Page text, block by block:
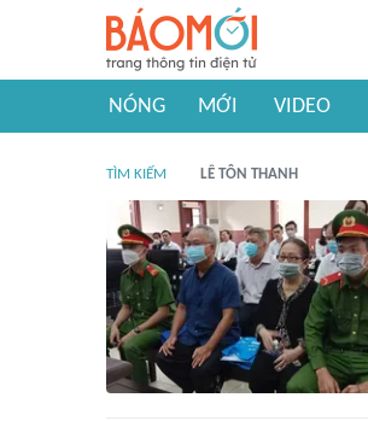
NÓNG MỚI VIDEO
TÌM KIẾM LÊ TÔN THANH